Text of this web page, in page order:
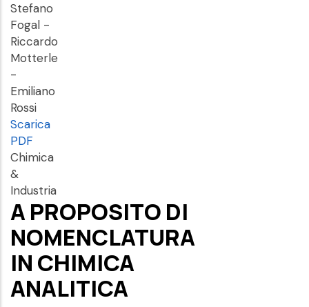
Stefano
Fogal -
Riccardo
Motterle
-
Emiliano
Rossi
Scarica
PDF
Chimica
&
Industria
A PROPOSITO DI
NOMENCLATURA
IN CHIMICA
ANALITICA